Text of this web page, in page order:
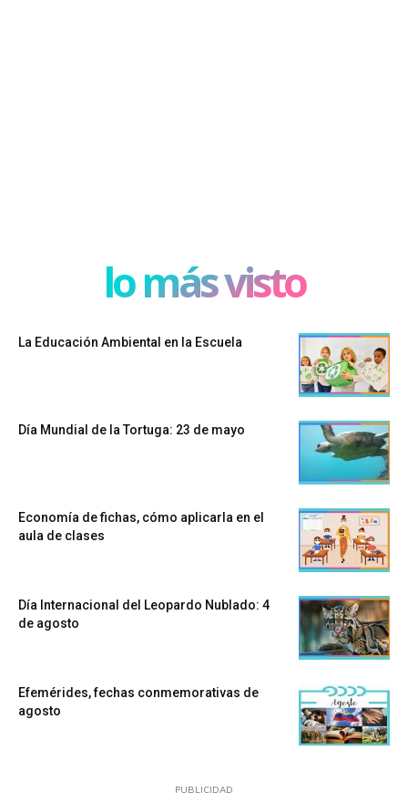
lo más visto
La Educación Ambiental en la Escuela
Día Mundial de la Tortuga: 23 de mayo
Economía de fichas, cómo aplicarla en el
aula de clases
Día Internacional del Leopardo Nublado: 4
de agosto
Efemérides, fechas conmemorativas de
agosto
PUBLICIDAD